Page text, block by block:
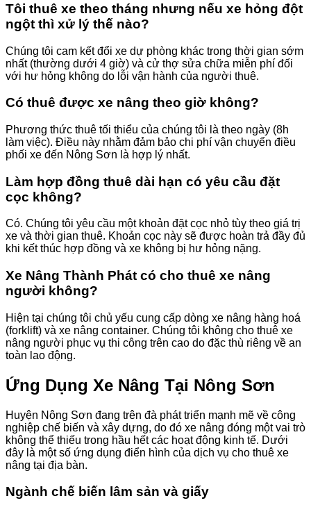
Tôi thuê xe theo tháng nhưng nếu xe hỏng đột
ngột thì xử lý thế nào?
Chúng tôi cam kết đổi xe dự phòng khác trong thời gian sớm
nhất (thường dưới 4 giờ) và cử thợ sửa chữa miễn phí đối
với hư hỏng không do lỗi vận hành của người thuê.
Có thuê được xe nâng theo giờ không?
Phương thức thuê tối thiểu của chúng tôi là theo ngày (8h
làm việc). Điều này nhằm đảm bảo chi phí vận chuyển điều
phối xe đến Nông Sơn là hợp lý nhất.
Làm hợp đồng thuê dài hạn có yêu cầu đặt
cọc không?
Có. Chúng tôi yêu cầu một khoản đặt cọc nhỏ tùy theo giá trị
xe và thời gian thuê. Khoản cọc này sẽ được hoàn trả đầy đủ
khi kết thúc hợp đồng và xe không bị hư hỏng nặng.
Xe Nâng Thành Phát có cho thuê xe nâng
người không?
Hiện tại chúng tôi chủ yếu cung cấp dòng xe nâng hàng hoá
(forklift) và xe nâng container. Chúng tôi không cho thuê xe
nâng người phục vụ thi công trên cao do đặc thù riêng về an
toàn lao động.
Ứng Dụng Xe Nâng Tại Nông Sơn
Huyện Nông Sơn đang trên đà phát triển mạnh mẽ về công
nghiệp chế biến và xây dựng, do đó xe nâng đóng một vai trò
không thể thiếu trong hầu hết các hoạt động kinh tế. Dưới
đây là một số ứng dụng điển hình của dịch vụ cho thuê xe
nâng tại địa bàn.
Ngành chế biến lâm sản và giấy